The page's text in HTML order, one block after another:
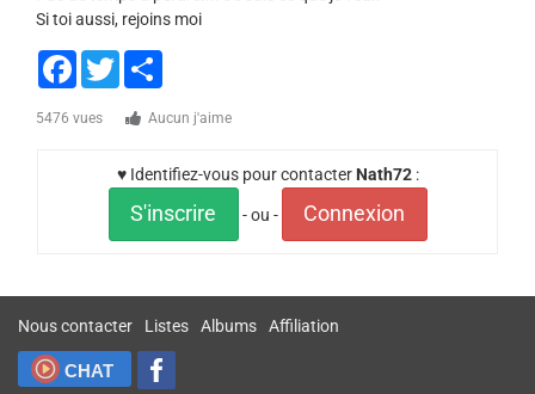
Si toi aussi, rejoins moi
Facebook
Twitter
5476 vues Aucun j'aime
♥ Identifiez-vous pour contacter Nath72:
S'inscrire - ou - Connexion
Nous contacter Listes Albums Affiliation
CHAT